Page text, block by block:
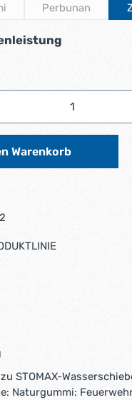
Option ist zurzeit nicht
Perbunan
(Diese Option
Gib den
Warenkorb
STOMAX-
Naturgummi: